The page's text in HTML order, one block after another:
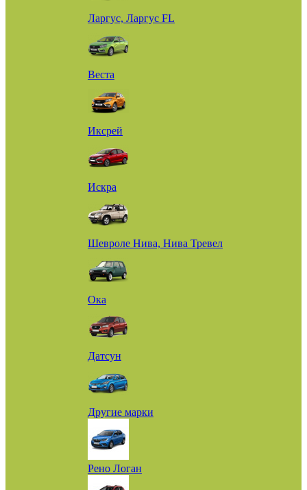
Ларгус, Ларгус FL
Веста
Иксрей
Искра
Шевроле Нива, Нива Тревел
Ока
Датсун
Другие марки
Рено Логан